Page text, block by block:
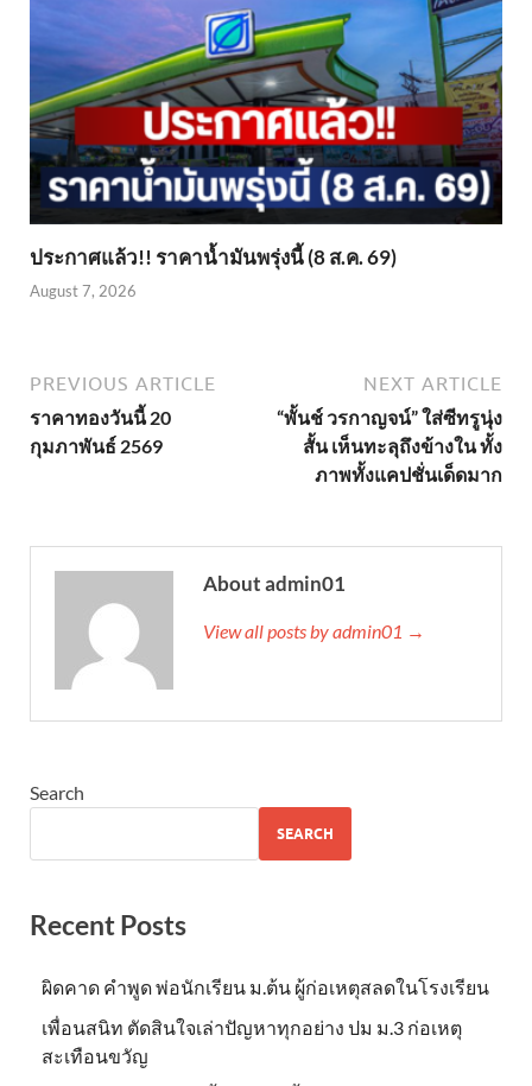
ประกาศแล้ว!! ราคาน้ำมันพรุ่งนี้ (8 ส.ค. 69)
August 7, 2026
PREVIOUS ARTICLE
ราคาทองวันนี้ 20
กุมภาพันธ์ 2569
NEXT ARTICLE
“พั้นช์ วรกาญจน์” ใส่ซีทรูนุ่ง
สั้น เห็นทะลุถึงข้างใน ทั้ง
ภาพทั้งแคปชั่นเด็ดมาก
About admin01
View all posts by admin01 →
Search
SEARCH
Recent Posts
ผิดคาด คำพูด พ่อนักเรียน ม.ต้น ผู้ก่อเหตุสลดในโรงเรียน
เพื่อนสนิท ตัดสินใจเล่าปัญหาทุกอย่าง ปม ม.3 ก่อเหตุ
สะเทือนขวัญ